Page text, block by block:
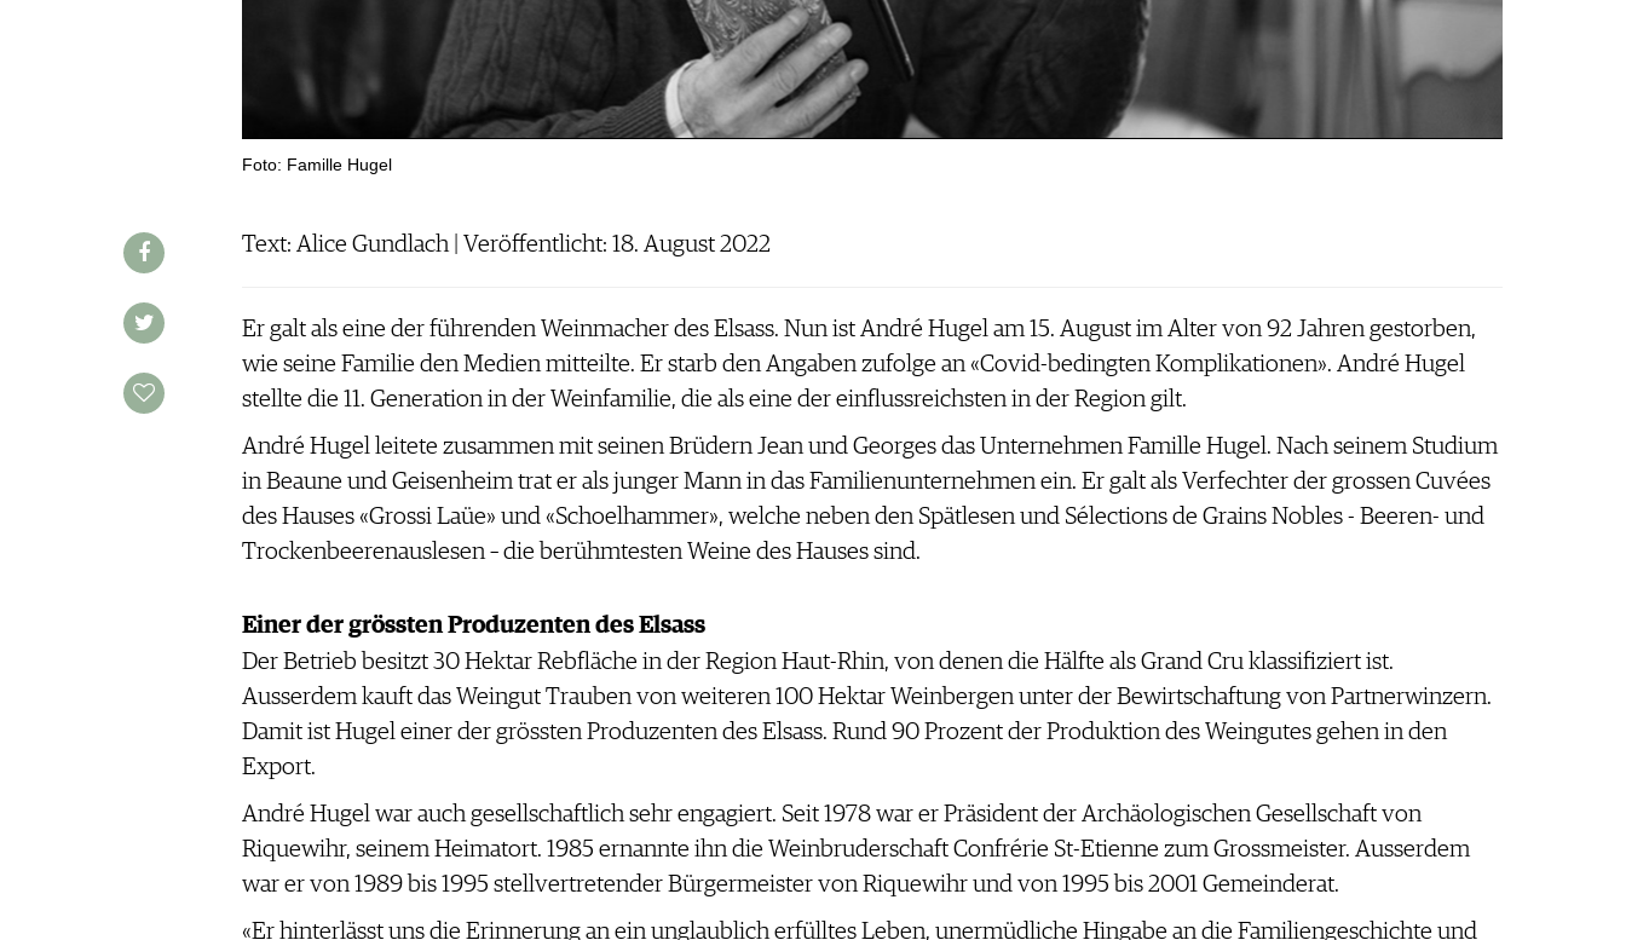
DEUTSCHLAND |
Foto: Famille Hugel
Text: Alice Gundlach | Veröffentlicht: 18. August 2022
Er galt als eine der führenden Weinmacher des Elsass. Nun ist André Hugel am 15. August im Alter von 92 Jahren gestorben,
wie seine Familie den Medien mitteilte. Er starb den Angaben zufolge an «Covid-bedingten Komplikationen». André Hugel
stellte die 11. Generation in der Weinfamilie, die als eine der einflussreichsten in der Region gilt.
André Hugel leitete zusammen mit seinen Brüdern Jean und Georges das Unternehmen Famille Hugel. Nach seinem Studium
in Beaune und Geisenheim trat er als junger Mann in das Familienunternehmen ein. Er galt als Verfechter der grossen Cuvées
des Hauses «Grossi Laüe» und «Schoelhammer», welche neben den Spätlesen und Sélections de Grains Nobles - Beeren- und
Trockenbeerenauslesen – die berühmtesten Weine des Hauses sind.
Einer der grössten Produzenten des Elsass
Der Betrieb besitzt 30 Hektar Rebfläche in der Region Haut-Rhin, von denen die Hälfte als Grand Cru klassifiziert ist.
Ausserdem kauft das Weingut Trauben von weiteren 100 Hektar Weinbergen unter der Bewirtschaftung von Partnerwinzern.
Damit ist Hugel einer der grössten Produzenten des Elsass. Rund 90 Prozent der Produktion des Weingutes gehen in den
Export.
André Hugel war auch gesellschaftlich sehr engagiert. Seit 1978 war er Präsident der Archäologischen Gesellschaft von
Riquewihr, seinem Heimatort. 1985 ernannte ihn die Weinbruderschaft Confrérie St-Etienne zum Grossmeister. Ausserdem
war er von 1989 bis 1995 stellvertretender Bürgermeister von Riquewihr und von 1995 bis 2001 Gemeinderat.
«Er hinterlässt uns die Erinnerung an ein unglaublich erfülltes Leben, unermüdliche Hingabe an die Familiengeschichte und